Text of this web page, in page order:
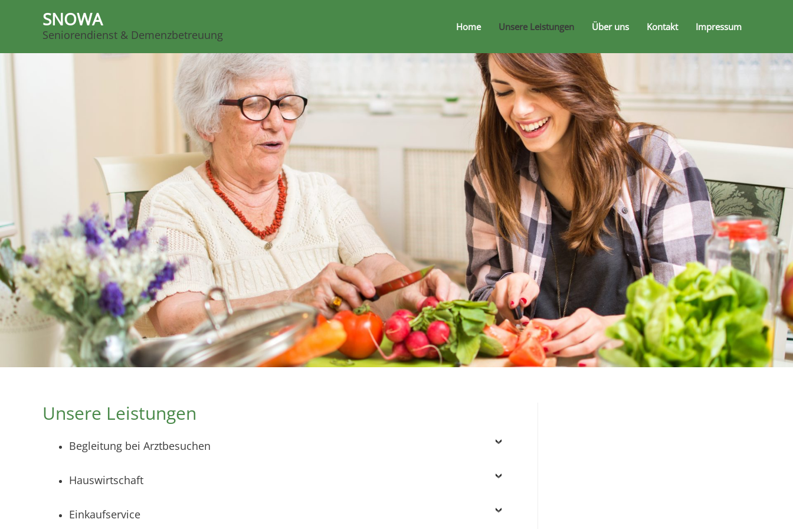
SNOWA
Seniorendienst & Demenzbetreuung
Home Unsere Leistungen Über uns Kontakt Impressum
Unsere Leistungen
Begleitung bei Arztbesuchen
Hauswirtschaft
Einkaufservice